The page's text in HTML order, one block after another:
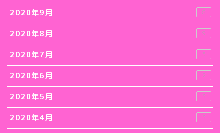
2020年9月 8
2020年8月 9
2020年7月 5
2020年6月 2
2020年5月 3
2020年4月 3